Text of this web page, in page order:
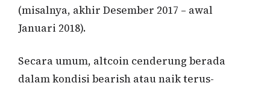
(misalnya, akhir Desember 2017 – awal
Januari 2018).
Secara umum, altcoin cenderung berada
dalam kondisi bearish atau naik terus-